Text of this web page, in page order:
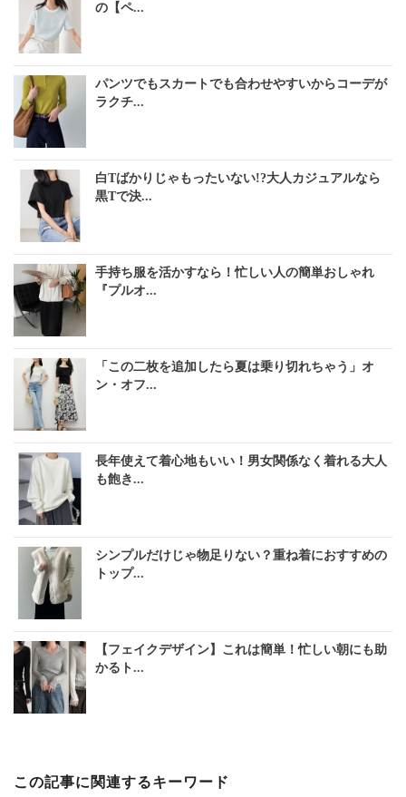
の【ペ...
パンツでもスカートでも合わせやすいからコーデが
ラクチ...
白Tばかりじゃもったいない!?大人カジュアルなら
黒Tで決...
手持ち服を活かすなら！忙しい人の簡単おしゃれ
『プルオ...
「この二枚を追加したら夏は乗り切れちゃう」オ
ン・オフ...
長年使えて着心地もいい！男女関係なく着れる大人
も飽き...
シンプルだけじゃ物足りない？重ね着におすすめの
トップ...
【フェイクデザイン】これは簡単！忙しい朝にも助
かるト...
この記事に関連するキーワード